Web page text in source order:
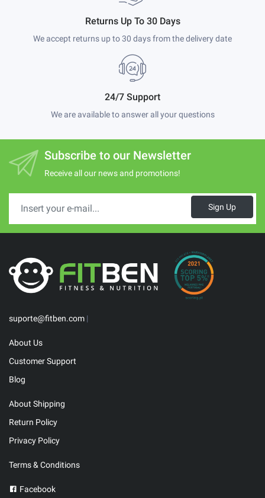
Returns Up To 30 Days
We accept returns up to 30 days from the delivery date
24/7 Support
We are available to answer all your questions
Subscribe to our Newsletter
Receive all our news and promotions!
Sign Up
suporte@fitben.com |
About Us
Customer Support
Blog
About Shipping
Return Policy
Privacy Policy
Terms & Conditions
Facebook